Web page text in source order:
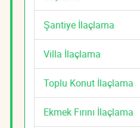
Şantiye İlaçlama
Villa İlaçlama
Toplu Konut İlaçlama
Ekmek Fırını İlaçlama